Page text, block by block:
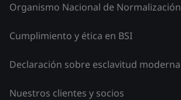
Organismo Nacional de Normalización
Cumplimiento y ética en BSI
Declaración sobre esclavitud moderna
Nuestros clientes y socios